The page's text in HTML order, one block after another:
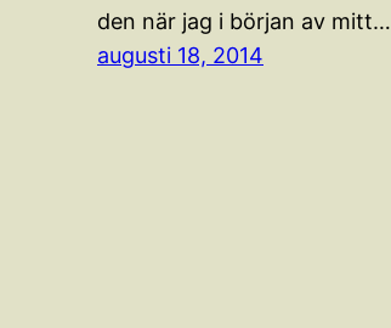
den när jag i början av mitt…
augusti 18, 2014